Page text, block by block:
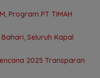
Program PT TIMAH
Seluruh Kapal
2025 Transparan